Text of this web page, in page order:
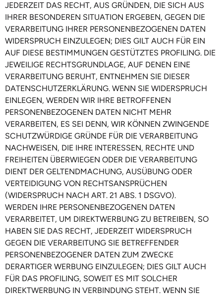
JEDERZEIT DAS RECHT, AUS GRÜNDEN, DIE SICH AUS
IHRER BESONDEREN SITUATION ERGEBEN, GEGEN DIE
VERARBEITUNG IHRER PERSONENBEZOGENEN DATEN
WIDERSPRUCH EINZULEGEN; DIES GILT AUCH FÜR EIN
AUF DIESE BESTIMMUNGEN GESTÜTZTES PROFILING. DIE
JEWEILIGE RECHTSGRUNDLAGE, AUF DENEN EINE
VERARBEITUNG BERUHT, ENTNEHMEN SIE DIESER
DATENSCHUTZERKLÄRUNG. WENN SIE WIDERSPRUCH
EINLEGEN, WERDEN WIR IHRE BETROFFENEN
PERSONENBEZOGENEN DATEN NICHT MEHR
VERARBEITEN, ES SEI DENN, WIR KÖNNEN ZWINGENDE
SCHUTZWÜRDIGE GRÜNDE FÜR DIE VERARBEITUNG
NACHWEISEN, DIE IHRE INTERESSEN, RECHTE UND
FREIHEITEN ÜBERWIEGEN ODER DIE VERARBEITUNG
DIENT DER GELTENDMACHUNG, AUSÜBUNG ODER
VERTEIDIGUNG VON RECHTSANSPRÜCHEN
(WIDERSPRUCH NACH ART. 21 ABS. 1 DSGVO).
WERDEN IHRE PERSONENBEZOGENEN DATEN
VERARBEITET, UM DIREKTWERBUNG ZU BETREIBEN, SO
HABEN SIE DAS RECHT, JEDERZEIT WIDERSPRUCH
GEGEN DIE VERARBEITUNG SIE BETREFFENDER
PERSONENBEZOGENER DATEN ZUM ZWECKE
DERARTIGER WERBUNG EINZULEGEN; DIES GILT AUCH
FÜR DAS PROFILING, SOWEIT ES MIT SOLCHER
DIREKTWERBUNG IN VERBINDUNG STEHT. WENN SIE